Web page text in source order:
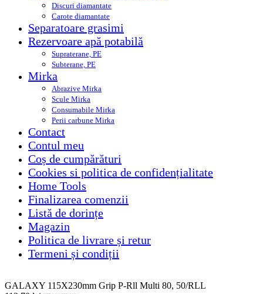
Discuri diamantate
Carote diamantate
Separatoare grasimi
Rezervoare apă potabilă
Supraterane, PE
Subterane, PE
Mirka
Abrazive Mirka
Scule Mirka
Consumabile Mirka
Perii carbune Mirka
Contact
Contul meu
Coș de cumpărături
Cookies si politica de confidențialitate
Home Tools
Finalizarea comenzii
Listă de dorințe
Magazin
Politica de livrare și retur
Termeni și condiții
GALAXY 115X230mm Grip P-Rll Multi 80, 50/RLL